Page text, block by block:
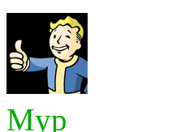
Myp